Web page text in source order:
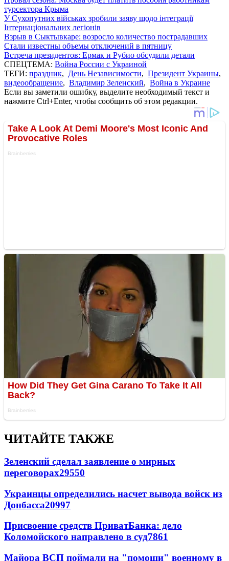
турсектора Крыма
У Сухопутних військах зробили заяву щодо інтеграції
Інтернаціональних легіонів
Взрыв в Сыктывкаре: возросло количество пострадавших
Стали известны объемы отключений в пятницу
Встреча президентов: Ермак и Рубио обсудили детали
СПЕЦТЕМА: Война России с Украиной
ТЕГИ: праздник, День Независимости, Президент Украины,
видеообращение, Владимир Зеленский, Война в Украине
Если вы заметили ошибку, выделите необходимый текст и
нажмите Ctrl+Enter, чтобы сообщить об этом редакции.
ЧИТАЙТЕ ТАКЖЕ
Зеленский сделал заявление о мирных
переговорах29550
Украинцы определились насчет вывода войск из
Донбасса20997
Присвоение средств ПриватБанка: дело
Коломойского направлено в суд7861
Майора ВСП поймали на "помощи" военному в